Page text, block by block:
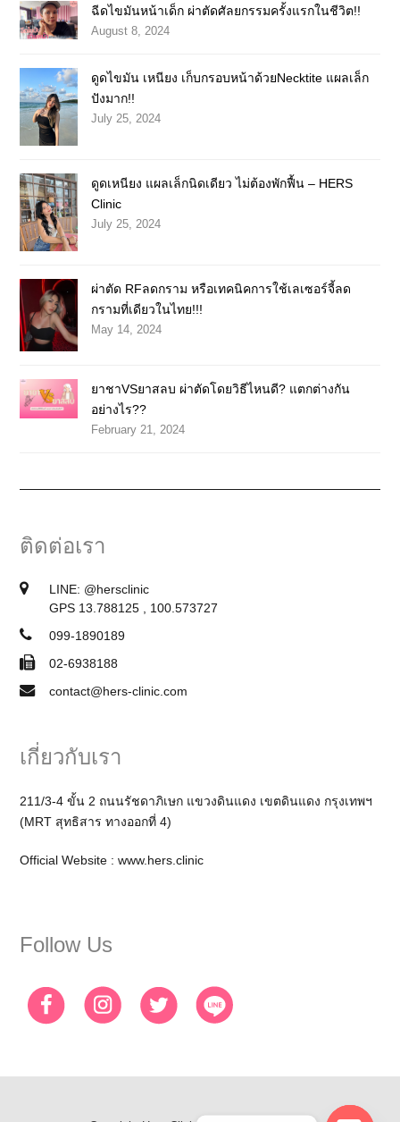
ฉีดไขมันหน้าเด็ก ผ่าตัดศัลยกรรมครั้งแรกในชีวิต!!
August 8, 2024
ดูดไขมัน เหนียง เก็บกรอบหน้าด้วยNecktite แผลเล็ก
ปังมาก!!
July 25, 2024
ดูดเหนียง แผลเล็กนิดเดียว ไม่ต้องพักฟื้น – HERS
Clinic
July 25, 2024
ผ่าตัด RFลดกราม หรือเทคนิคการใช้เลเซอร์จี้ลด
กรามที่เดียวในไทย!!!
May 14, 2024
ยาชาVSยาสลบ ผ่าตัดโดยวิธีไหนดี? แตกต่างกัน
อย่างไร??
February 21, 2024
ติดต่อเรา
LINE: @hersclinic
GPS 13.788125 , 100.573727
099-1890189
02-6938188
contact@hers-clinic.com
เกี่ยวกับเรา
211/3-4 ขั้น 2 ถนนรัชดาภิเษก แขวงดินแดง เขตดินแดง กรุงเทพฯ
(MRT สุทธิสาร ทางออกที่ 4)
Official Website :www.hers.clinic
Follow Us